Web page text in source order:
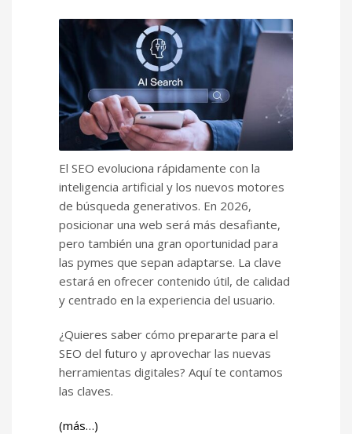
El SEO evoluciona rápidamente con la
inteligencia artificial y los nuevos motores
de búsqueda generativos. En 2026,
posicionar una web será más desafiante,
pero también una gran oportunidad para
las pymes que sepan adaptarse. La clave
estará en ofrecer contenido útil, de calidad
y centrado en la experiencia del usuario.
¿Quieres saber cómo prepararte para el
SEO del futuro y aprovechar las nuevas
herramientas digitales? Aquí te contamos
las claves.
(más…)